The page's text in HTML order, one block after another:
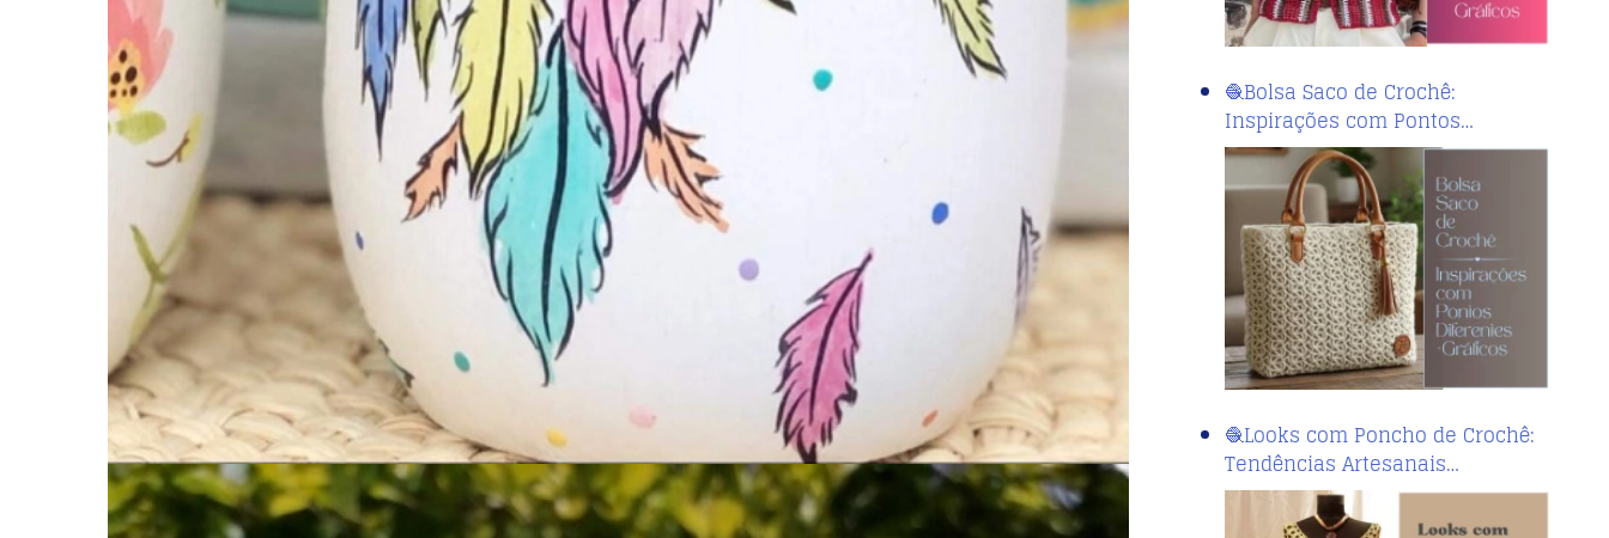
🧶Bolsa Saco de Crochê:
Inspirações com Pontos…
🧶Looks com Poncho de Crochê:
Tendências Artesanais…